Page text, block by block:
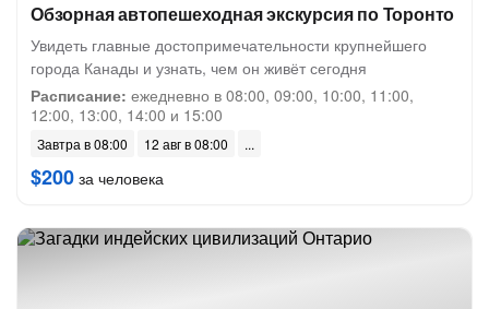
Обзорная автопешеходная экскурсия по Торонто
Увидеть главные достопримечательности крупнейшего
города Канады и узнать, чем он живёт сегодня
Расписание: ежедневно в 08:00, 09:00, 10:00, 11:00,
12:00, 13:00, 14:00 и 15:00
Завтра в 08:00 12 авг в 08:00
$200 за человека